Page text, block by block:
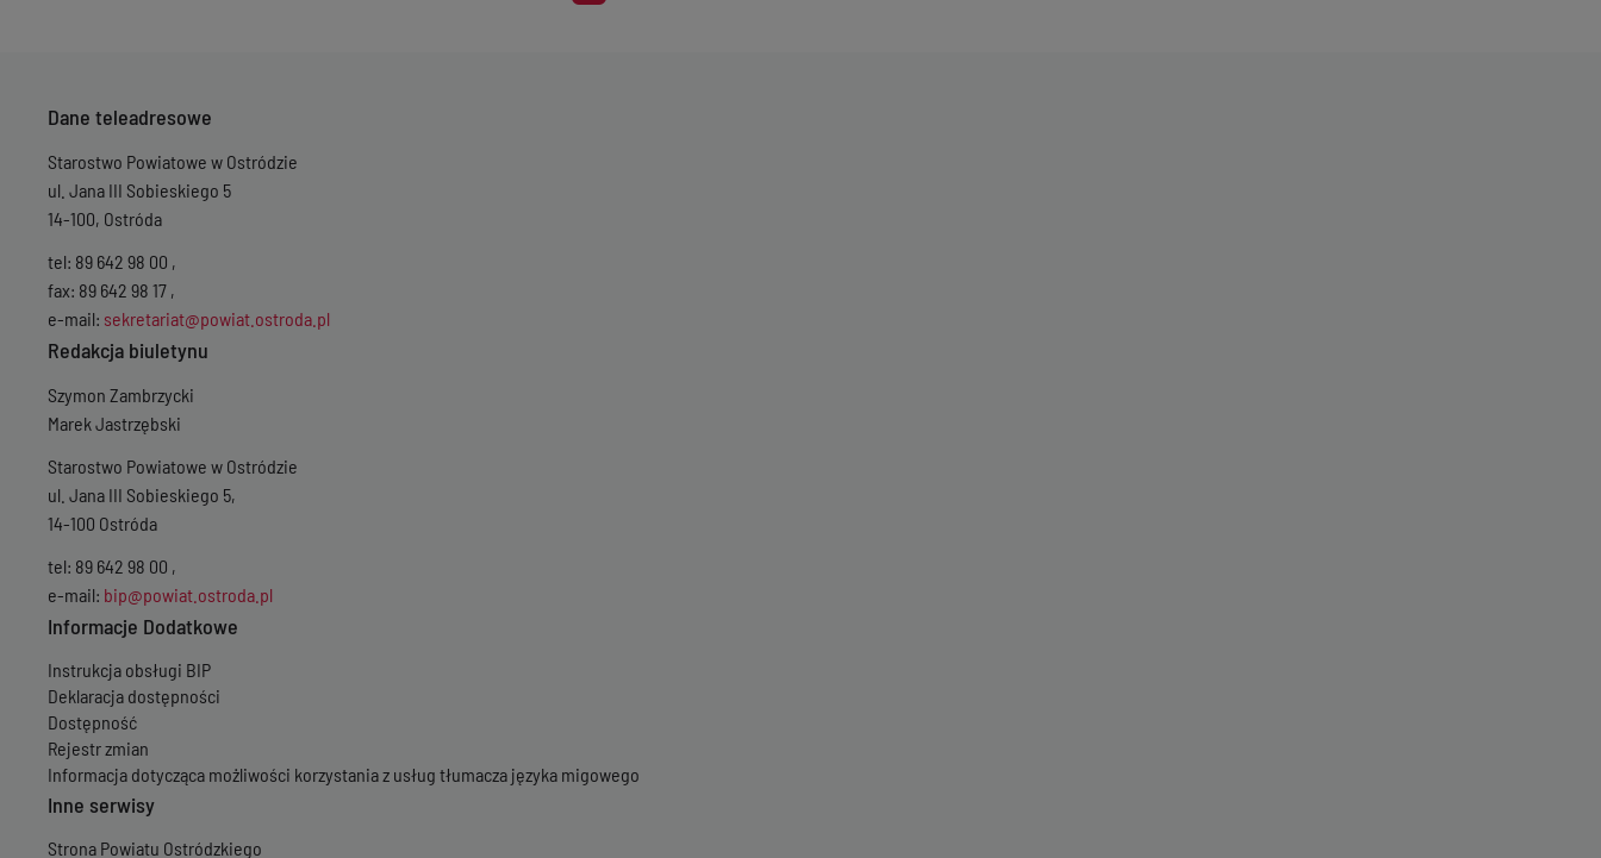
Dane teleadresowe
Starostwo Powiatowe w Ostródzie
ul. Jana III Sobieskiego 5
14-100, Ostróda
tel: 89 642 98 00 ,
fax: 89 642 98 17 ,
e-mail: sekretariat@powiat.ostroda.pl
Redakcja biuletynu
Szymon Zambrzycki
Marek Jastrzębski
Starostwo Powiatowe w Ostródzie
ul. Jana III Sobieskiego 5,
14-100 Ostróda
tel: 89 642 98 00 ,
e-mail: bip@powiat.ostroda.pl
Informacje Dodatkowe
Instrukcja obsługi BIP
Deklaracja dostępności
Dostępność
Rejestr zmian
Informacja dotycząca możliwości korzystania z usług tłumacza języka migowego
Inne serwisy
Strona Powiatu Ostródzkiego